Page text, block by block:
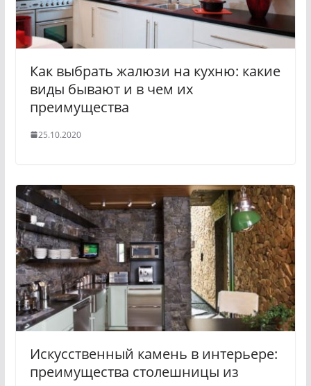
Как выбрать жалюзи на кухню: какие
виды бывают и в чем их
преимущества
25.10.2020
Искусственный камень в интерьере:
преимущества столешницы из